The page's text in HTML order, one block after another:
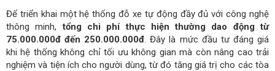
Để triển khai một hệ thống đỗ xe tự động đầy đủ với công nghệ
thông minh,tổng chi phí thực hiện thường dao động từ
75.000.000đ đến 250.000.000đ . Đây là mức đầu tư đáng giá
khi hệ thống không chỉ tối ưu không gian mà còn nâng cao trải
nghiệm và tiện ích cho người dùng, từ đó tăng giá trị cho các tòa